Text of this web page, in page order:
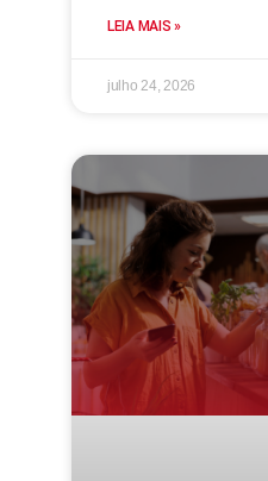
LEIA MAIS »
julho 24, 2026